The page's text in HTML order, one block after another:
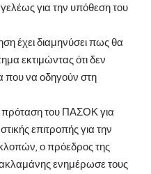
για την υπόθεση του
έχει διαμηνύσει πως θα
εκτιμώντας ότι δεν
που να οδηγούν στη
πρόταση του ΠΑΣΟΚ για
επιτροπής για την
ο πρόεδρος της
ενημέρωσε τους